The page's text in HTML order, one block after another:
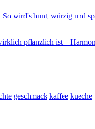
So wird's bunt, würzig und
pflanzlich ist –
geschmack kaffee kueche